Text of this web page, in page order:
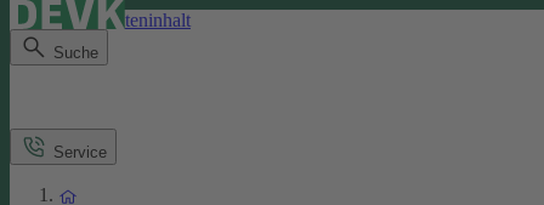
Direkt zum Seiteninhalt
Suche
Service